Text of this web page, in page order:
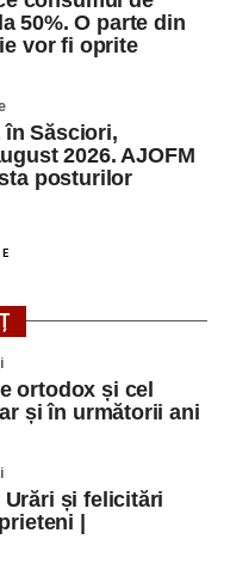
50%. O parte din
vor fi oprite
în Săsciori,
2026. AJOFM
posturilor
ortodox și cel
și în următorii ani
Urări și felicitări
|